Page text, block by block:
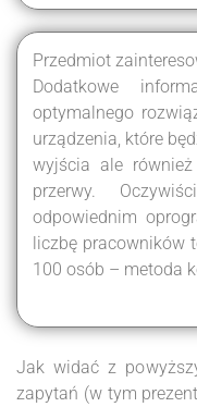
Przedmiot
Dodatkowe
optymalnego
urządzenia, które
wyjścia ale
przerwy.
odpowiednim
liczbę pracowników
100 osób – metoda
Jak widać z
zapytań (w tym